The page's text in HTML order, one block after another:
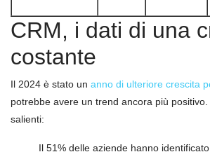
CRM, i dati di una
costante
Il 2024 è stato un anno di ulteriore crescita
potrebbe avere un trend ancora più
salienti:
Il 51% delle aziende hanno